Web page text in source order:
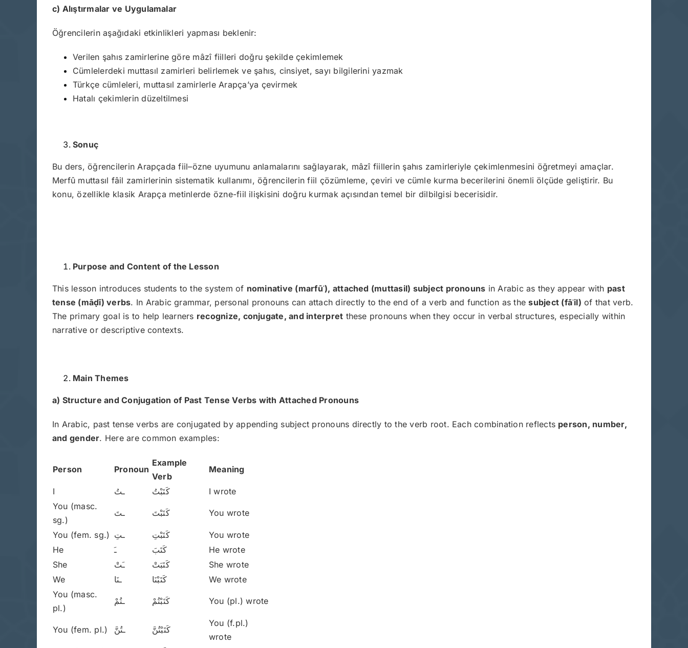
c) Alıştırmalar ve Uygulamalar
Öğrencilerin aşağıdaki etkinlikleri yapması beklenir:
Verilen şahıs zamirlerine göre mâzî fiilleri doğru şekilde çekimlemek
Cümlelerdeki muttasıl zamirleri belirlemek ve şahıs, cinsiyet, sayı bilgilerini yazmak
Türkçe cümleleri, muttasıl zamirlerle Arapça’ya çevirmek
Hatalı çekimlerin düzeltilmesi
Sonuç
Bu ders, öğrencilerin Arapçada fiil–özne uyumunu anlamalarını sağlayarak, mâzî fiillerin şahıs zamirleriyle çekimlenmesini öğretmeyi amaçlar.
Merfû muttasıl fâil zamirlerinin sistematik kullanımı, öğrencilerin fiil çözümleme, çeviri ve cümle kurma becerilerini önemli ölçüde geliştirir. Bu
konu, özellikle klasik Arapça metinlerde özne-fiil ilişkisini doğru kurmak açısından temel bir dilbilgisi becerisidir.
Purpose and Content of the Lesson
This lesson introduces students to the system of nominative (marfūʿ), attached (muttasil) subject pronouns in Arabic as they appear with past
tense (māḍī) verbs. In Arabic grammar, personal pronouns can attach directly to the end of a verb and function as thesubject (fāʿil) of that verb.
The primary goal is to help learners recognize, conjugate, and interpret these pronouns when they occur in verbal structures, especially within
narrative or descriptive contexts.
Main Themes
a) Structure and Conjugation of Past Tense Verbs with Attached Pronouns
In Arabic, past tense verbs are conjugated by appending subject pronouns directly to the verb root. Each combination reflects person, number,
and gender. Here are common examples:
Person Pronoun
Example
Verb
Meaning
I ـتُ كَتَبْتُ
I wrote
You (masc.
sg.)
ـتَ كَتَبْتَ You wrote
You (fem. sg.) ـتِ كَتَبْتِ
You wrote
He
ـَ كَتَبَ
He wrote
She
ـَتْ كَتَبَتْ
She wrote
We
ـنَا كَتَبْنَا
We wrote
You (masc.
pl.)
ـتُمْ كَتَبْتُمْ You (pl.) wrote
You (fem. pl.) ـتُنَّ كَتَبْتُنَّ
You (f.pl.)
wrote